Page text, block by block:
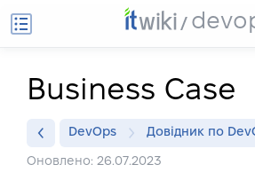
Business Case
DevOps Довідник по
Оновлено: 26.07.2023